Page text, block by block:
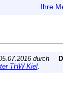
Ihre
durch
THW Kiel.